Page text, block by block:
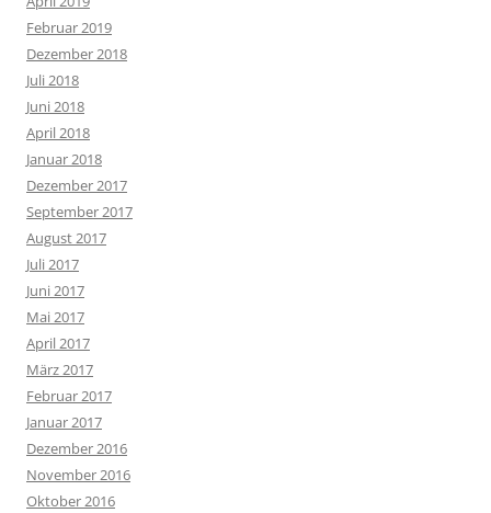
Februar 2019
Dezember 2018
Juli 2018
Juni 2018
April 2018
Januar 2018
Dezember 2017
September 2017
August 2017
Juli 2017
Juni 2017
Mai 2017
April 2017
März 2017
Februar 2017
Januar 2017
Dezember 2016
November 2016
Oktober 2016